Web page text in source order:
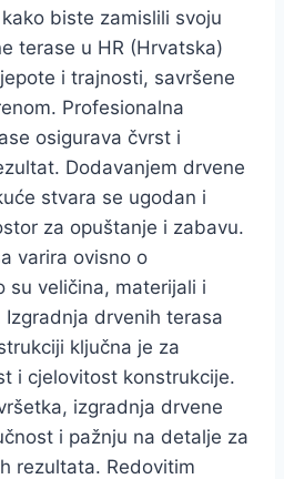
biste zamislili svoju
terase u HR (Hrvatska)
i trajnosti, savršene
Profesionalna
osigurava čvrst i
Dodavanjem drvene
stvara se ugodan i
za opuštanje i zabavu.
varira ovisno o
su veličina, materijali i
drvenih terasa
ključna je za
i cjelovitost konstrukcije.
izgradnja drvene
i pažnju na detalje za
rezultata. Redovitim